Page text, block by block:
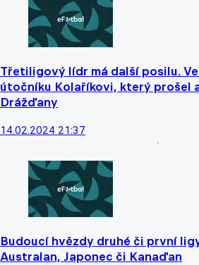
Třetiligový lídr má další posilu.
útočníku Kolaříkovi, který prošel
Drážďany
14.02.2024 21:37
Budoucí hvězdy druhé či první
Australan, Japonec či Kanaďan